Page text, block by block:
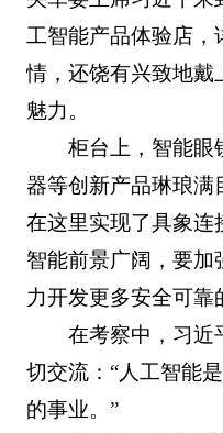
工智能产品体验店，
情，还饶有兴致地戴
魅力。
柜台上，智能眼
器等创新产品琳琅满
在这里实现了具象连
智能前景广阔，要加
力开发更多安全可靠
在考察中，习近
切交流：“人工智能
的事业。”